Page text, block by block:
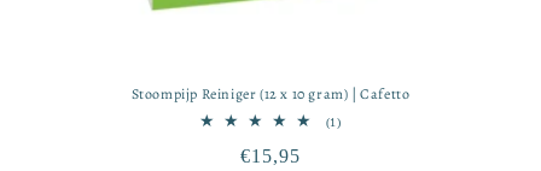
Stoompijp Reiniger (12 x 10 gram) | Cafetto
(1)1
Normale
€15,95